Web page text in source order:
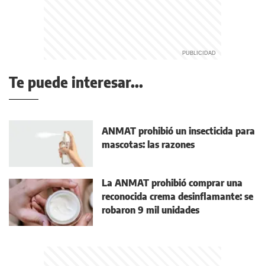
Te puede interesar...
ANMAT prohibió un insecticida para
mascotas: las razones
La ANMAT prohibió comprar una
reconocida crema desinflamante: se
robaron 9 mil unidades